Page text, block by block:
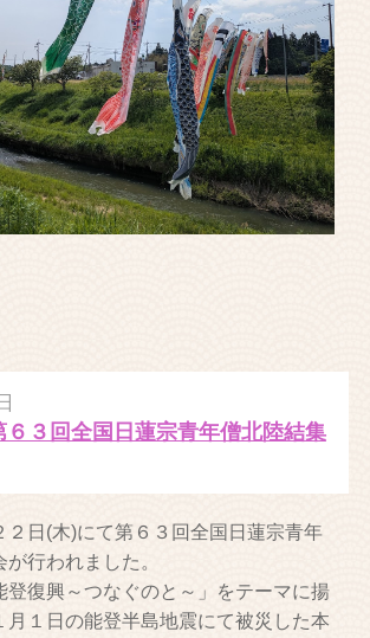
６３回全国日蓮宗青年僧北陸結集
２日(木)にて第６３回全国日蓮宗青年
行われました。
登復興～つなぐのと～」をテーマに揚
月１日の能登半島地震にて被災した本